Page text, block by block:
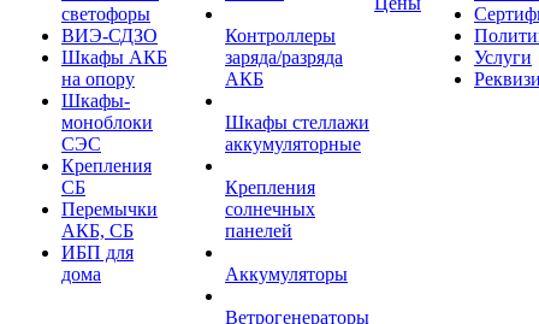
светофоры
ВИЭ-СДЗО
Шкафы АКБ
на опору
Шкафы-
моноблоки
СЭС
Крепления
СБ
Перемычки
АКБ, СБ
ИБП для
дома
Контроллеры
заряда/разряда
АКБ
Шкафы стеллажи
аккумуляторные
Крепления
солнечных
панелей
Аккумуляторы
Ветрогенераторы
Услуги